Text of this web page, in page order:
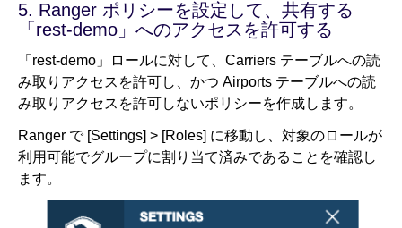
5. Ranger ポリシーを設定して、共有する
「rest-demo」へのアクセスを許可する
「rest-demo」ロールに対して、Carriers テーブルへの読
み取りアクセスを許可し、かつ Airports テーブルへの読
み取りアクセスを許可しないポリシーを作成します。
Ranger で [Settings] > [Roles] に移動し、対象のロールが
利用可能でグループに割り当て済みであることを確認し
ます。